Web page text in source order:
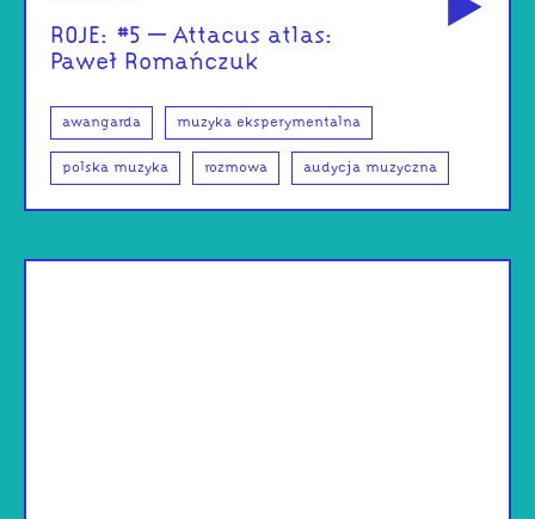
ROJE: #5 – Attacus atlas:
Paweł Romańczuk
awangarda muzyka eksperymentalna
polska muzyka rozmowa audycja muzyczna